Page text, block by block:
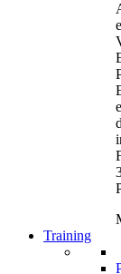
Training